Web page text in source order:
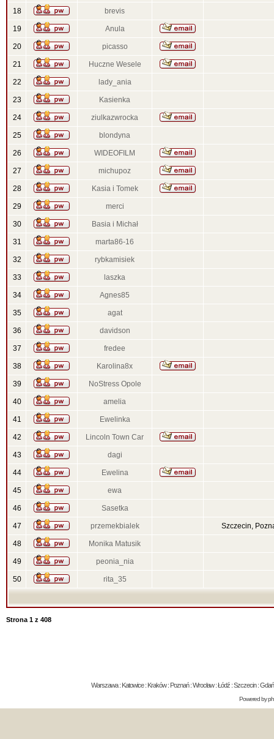
18 brevis
19 Anula
20 picasso
21 Huczne Wesele
22 lady_ania
23 Kasienka
24 ziulkazwrocka
25 blondyna
26 WIDEOFILM
27 michupoz
28 Kasia i Tomek
29 merci
30 Basia i Michał
31 marta86-16
32 rybkamisiek
33 laszka
34 Agnes85
35 agat
36 davidson
37 fredee
38 Karolina8x
39 NoStress Opole
40 amelia
41 Ewelinka
42 Lincoln Town Car
43 dagi
44 Ewelina
45 ewa
46 Sasetka
47 przemekbialek Szczecin,
48 Monika Matusik
49 peonia_nia
50 rita_35
Strona 1 z 408
Warszawa : Katowice : Kraków : Poznań : Wrocław : Łódź : Szczecin :
Powered by